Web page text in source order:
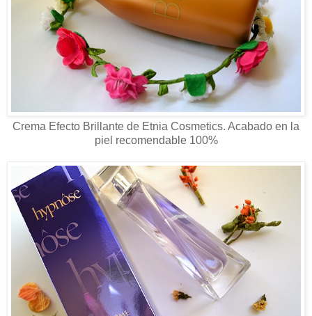
Crema Efecto Brillante de Etnia Cosmetics. Acabado en la
piel recomendable 100%